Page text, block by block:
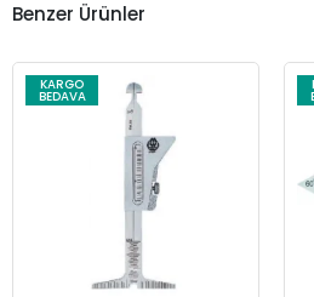
Benzer Ürünler
KARGO
BEDAVA